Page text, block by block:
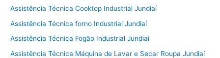
Assistência Técnica Cooktop Industrial Jundiaí
Assistência Técnica forno Industrial Jundiaí
Assistência Técnica Fogão Industrial Jundiaí
Assistência Técnica Máquina de Lavar e Secar Roupa Jundiaí